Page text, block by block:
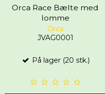
Orca Race Bælte med
lomme
Orca
JVAG0001
På lager (20 stk.)